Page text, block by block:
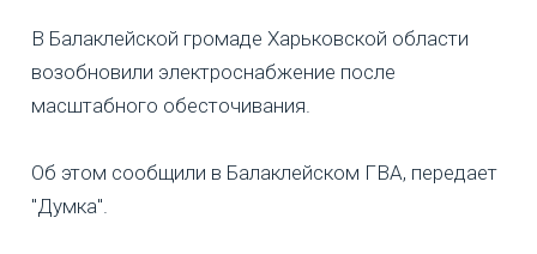
В Балаклейской громаде Харьковской области
возобновили электроснабжение после
масштабного обесточивания.
Об этом сообщили в Балаклейском ГВА, передает
"Думка".